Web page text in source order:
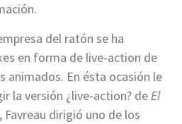
del ratón se ha
en forma de live-action de
animados. En ésta ocasión le
la versión ¿live-action? deEl
dirigió uno de los